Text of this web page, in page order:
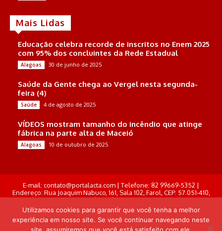
Mais Lidas
Educação celebra recorde de inscritos no Enem 2025
com 95% dos concluintes da Rede Estadual
Alagoas 30 de junho de 2025
Saúde da Gente chega ao Vergel nesta segunda-
feira (4)
Saúde 4 de agosto de 2025
VÍDEOS mostram tamanho do incêndio que atinge
fábrica na parte alta de Maceió
Alagoas 10 de outubro de 2025
E-mail: contato@portalacta.com | Telefone: 82 99669-5352 |
Endereço: Rua Joaquim Nabuco, 161, Sala 102, Farol, CEP: 57.051-410,
Maceió, Alagoas . Responsável Técnico: Derek Gustavo de Morais
Pereira
© Portal Acta - 2025-2026.
Utilizamos cookies para garantir que você tenha a melhor
experiência em nosso site. Se você continuar navegando neste